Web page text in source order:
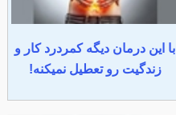
با این درمان دیگه کمردرد کار و
زندگیت رو تعطیل نمیکنه!